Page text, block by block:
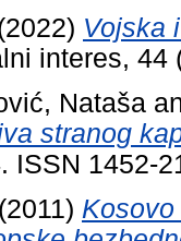
Vojska
interes, 44
Nataša
stranog
ISSN 1452-
(2011)